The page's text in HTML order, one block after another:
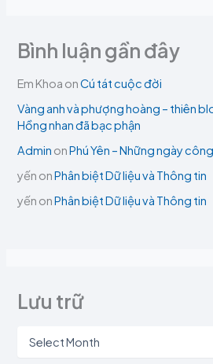
Bình luận gần đây
Em Khoa onCú tát cuộc đời
Vàng anh và phượng hoàng – thiên
Hồng nhan đã bạc phận
Admin onPhú Yên – Những ngày
yến onPhân biệt Dữ liệu và Thông tin
yến onPhân biệt Dữ liệu và Thông tin
Lưu trữ